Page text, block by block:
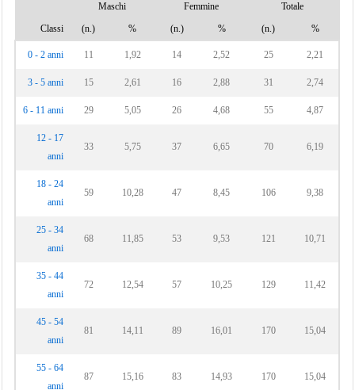
Maschi Femmine
Totale
Classi
(n.) % (n.) % (n.) %
0 - 2 anni 11 1,92 14 2,52 25 2,21
3 - 5 anni 15 2,61 16 2,88 31 2,74
6 - 11 anni 29 5,05 26 4,68 55 4,87
12 - 17
anni
33 5,75 37 6,65 70 6,19
18 - 24
anni
59 10,28 47 8,45 106 9,38
25 - 34
anni
68 11,85 53 9,53 121 10,71
35 - 44
anni
72 12,54 57 10,25 129 11,42
45 - 54
anni
81 14,11 89 16,01 170 15,04
55 - 64
anni
87 15,16 83 14,93 170 15,04